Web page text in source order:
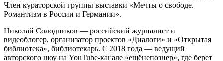
Член кураторской группы выставки «Мечты о свободе.
Романтизм в России и Германии».
Николай Солодников — российский журналист и
видеоблогер, организатор проектов «Диалоги» и «Открытая
библиотека», библиотекарь. С 2018 года — ведущий
авторского шоу на YouTube-канале «ещёнепознер», где берет